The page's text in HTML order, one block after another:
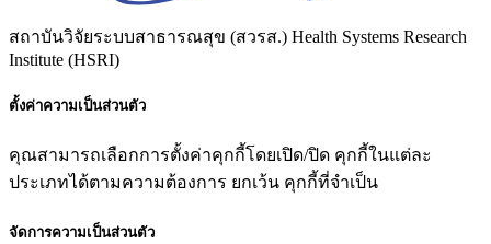
สถาบันวิจัยระบบสาธารณสุข (สวรส.) Health Systems Research
Institute (HSRI)
ตั้งค่าความเป็นส่วนตัว
คุณสามารถเลือกการตั้งค่าคุกกี้โดยเปิด/ปิด คุกกี้ในแต่ละ
ประเภทได้ตามความต้องการ ยกเว้น คุกกี้ที่จำเป็น
จัดการความเป็นส่วนตัว